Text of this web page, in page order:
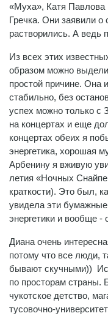
«Муха», Катя
Гречка. Они заявили о
растворились. А ведь
Из всех этих
образом можно
простой причине. Она
стабильно, без
успех можно только с
на концертах и еще
концертах обеих я
энергетика, хорошая
Арбенину я вживую
летия «Ночных
краткости). Это был,
увидела эти
энергетики и вообще -
Диана очень
потому что все люди,
бывают скучными))
по просторам страны.
чукотское детство,
тусовочно-